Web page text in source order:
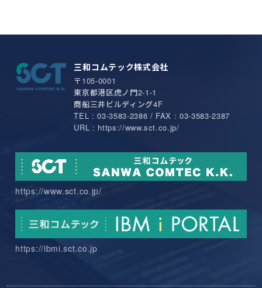
三和コムテック株式会社
〒105-0001
東京都港区虎ノ門2-1-1
商船三井ビルディング4F
TEL : 03-3583-2386 / FAX : 03-3583-2387
URL : https://www.sct.co.jp/
https://www.sct.co.jp/
https://ibmi.sct.co.jp